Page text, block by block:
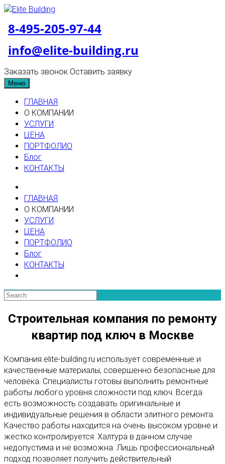
8-495-205-97-44
info@elite-building.ru
Заказать звонок Оставить заявку
Меню
ГЛАВНАЯ
О КОМПАНИИ
УСЛУГИ
ЦЕНА
ПОРТФОЛИО
Блог
КОНТАКТЫ
ГЛАВНАЯ
О КОМПАНИИ
УСЛУГИ
ЦЕНА
ПОРТФОЛИО
Блог
КОНТАКТЫ
Строительная компания по ремонту
квартир под ключ в Москве
Компания elite-building.ru использует современные и
качественные материалы, совершенно безопасные для
человека. Специалисты готовы выполнить ремонтные
работы любого уровня сложности под ключ. Всегда
есть возможность создавать оригинальные и
индивидуальные решения в области элитного ремонта.
Качество работы находится на очень высоком уровне и
жестко контролируется. Халтура в данном случае
недопустима и не возможна. Лишь профессиональный
подход позволяет получить действительный